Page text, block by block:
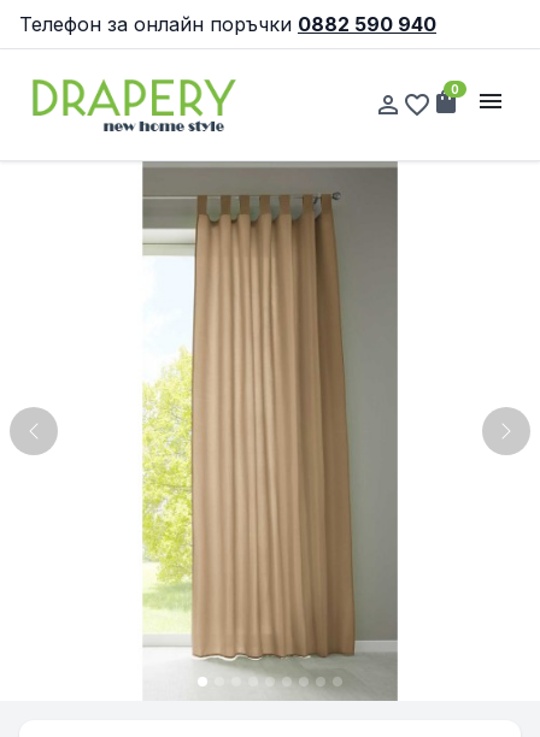
Телефон за онлайн поръчки 0882 590 940
person_outline favorite_border shopping_bag
0 menu
Previous